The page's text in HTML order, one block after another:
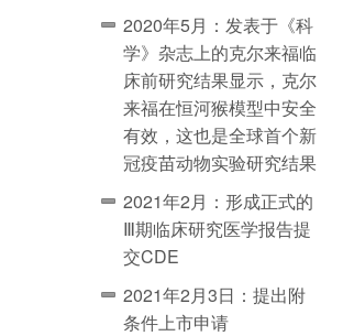
2020年5月：发表于《科
学》杂志上的克尔来福临
床前研究结果显示，克尔
来福在恒河猴模型中安全
有效，这也是全球首个新
冠疫苗动物实验研究结果
2021年2月：形成正式的
Ⅲ期临床研究医学报告提
交CDE
2021年2月3日：提出附
条件上市申请